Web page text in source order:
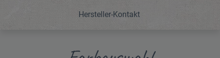
Hersteller-Kontakt